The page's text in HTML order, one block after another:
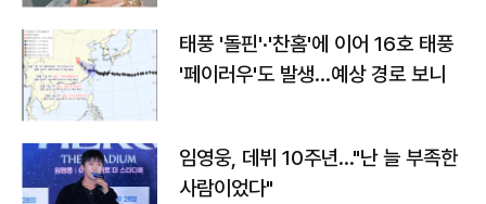
태풍 '돌핀'·'찬홈'에 이어 16호 태풍
'페이러우'도 발생…예상 경로 보니
임영웅, 데뷔 10주년…"난 늘 부족한
사람이었다"